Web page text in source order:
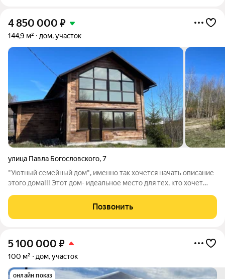
4 850 000 ₽
144,9 м² дом, участок
улица Павла Богословского,7
"Уютный семейный дом", именно так хочется начать описание
этого дома!!! Этот дом- идеальное место для тех, кто хочет
ленточный. - Материал стен: брус 200200 - Кровля
металлочерепица. - Отопление
Позвонить
5 100 000 ₽
100 м² дом, участок
онлайн показ